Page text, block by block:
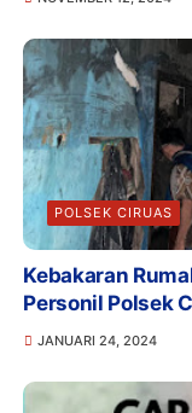
POLSEK CIRUAS
Kebakaran
Personil Polsek
JANUARI 24, 2024